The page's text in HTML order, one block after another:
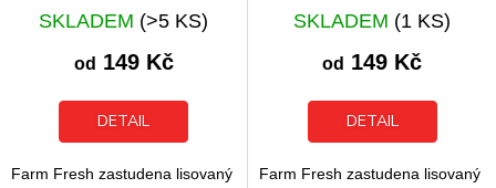
Průměrné
hodnocení
produktu
je
z
SKLADEM (>5 KS)
od 149 Kč
DETAIL
Farm Fresh zastudena lisovaný
Průměrné
hodnocení
produktu
je
z
SKLADEM (1 KS)
od 149 Kč
DETAIL
Farm Fresh zastudena lisovaný